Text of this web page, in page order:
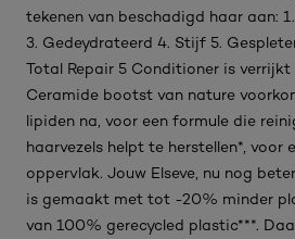
tekenen van beschadigd haar aan:
3. Gedeydrateerd 4. Stijf 5.
Total Repair 5 Conditioner is
Ceramide bootst van nature
lipiden na, voor een formule die
haarvezels helpt te herstellen*, voor
oppervlak. Jouw Elseve, nu nog
is gemaakt met tot -20% minder
van 100% gerecycled plastic***.